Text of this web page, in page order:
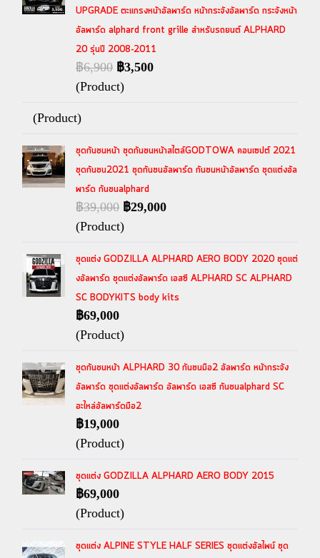
UPGRADE ตะแกรงหน้าอัลพาร์ด หน้ากระจังอัลพาร์ด กระจังหน้า
อัลพาร์ด alphard front grille สำหรับรถยนต์ ALPHARD
20 รุ่นปี 2008-2011
฿6,900 ฿3,500
(Product)
(Product)
ชุดกันชนหน้า ชุดกันชนหน้าสไตล์GODTOWA คอนเซปต์ 2021
ชุดกันชน2021 ชุดกันชนอัลพาร์ด กันชนหน้าอัลพาร์ด ชุดแต่งอัล
พาร์ด กันชนalphard
฿39,000 ฿29,000
(Product)
ชุดแต่ง GODZILLA ALPHARD AERO BODY 2020 ชุดแต่
งอัลพาร์ด ชุดแต่งอัลพาร์ด เอสซี ALPHARD SC ALPHARD
SC BODYKITS body kits
฿69,000
(Product)
ชุดกันชนหน้า ALPHARD 30 กันชนมือ2 อัลพาร์ด หน้ากระจัง
อัลพาร์ด ชุดแต่งอัลพาร์ด อัลพาร์ด เอสซี กันชนalphard SC
อะไหล่อัลพาร์ดมือ2
฿19,000
(Product)
ชุดแต่ง GODZILLA ALPHARD AERO BODY 2015
฿69,000
(Product)
ชุดแต่ง ALPINE STYLE HALF SERIES ชุดแต่งอัลไพน์ ชุด